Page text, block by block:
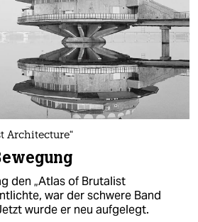
Architecture“
den „Atlas of Brutalist
war der schwere Band
wurde er neu aufgelegt.